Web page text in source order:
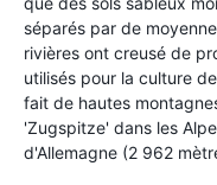
séparés par de
rivières ont creusé de
utilisés pour la culture
fait de hautes
'Zugspitze' dans les
d'Allemagne (2 962